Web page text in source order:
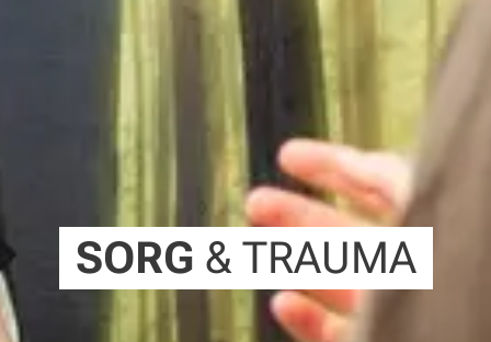
SORG & TRAUMA